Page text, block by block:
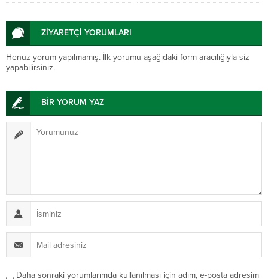
ZİYARETÇİ YORUMLARI
Henüz yorum yapılmamış. İlk yorumu aşağıdaki form aracılığıyla siz
yapabilirsiniz.
BİR YORUM YAZ
Daha sonraki yorumlarımda kullanılması için adım, e-posta adresim